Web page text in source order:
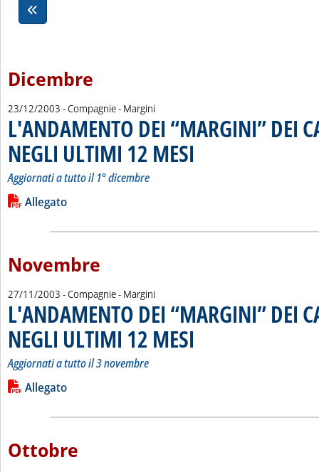
Dicembre
23/12/2003 - Compagnie - Margini
L'ANDAMENTO DEI “MARGINI” DEI
NEGLI ULTIMI 12 MESI
Aggiornati a tutto il 1° dicembre
Leggi tutta la notizia: 'L'ANDAMENTO DEI “MARGINI” DEI
Lista allegati PDF alla notizia
Allegato
Novembre
27/11/2003 - Compagnie - Margini
L'ANDAMENTO DEI “MARGINI” DEI
NEGLI ULTIMI 12 MESI
Aggiornati a tutto il 3 novembre
Leggi tutta la notizia: 'L'ANDAMENTO DEI “MARGINI” DEI
Lista allegati PDF alla notizia
Allegato
Ottobre